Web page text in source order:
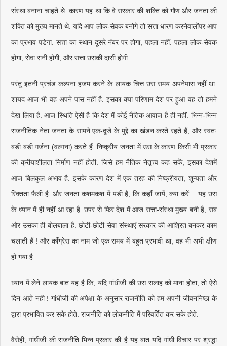
संस्था बनाना चाहते थे. कारण यह था कि वे सरकार की शक्ति को गौण और जनता की
शक्ति को मुख्य मानते थे. यदि आप लोक-सेवक बनोगे तो सत्ता धारण करनेवालोंपर आप
का प्रभाव पडेगा. सत्ता का स्थान दूसरे नंबर पर होगा, पहला नहीं. पहला लोक-सेवक
होगा, सेवा रानी होगी, और सत्ता उसकी दासी होगी.
परंतु इतनी प्रचंड कल्पना हजम करने के लायक चित्त उस समय अपनेपास नहीं था.
शायद आज भी वह अपने पास नहीं है. इसका क्या परिणाम देश पर हुआ वह तो हमने
देख लिया है. आज स्थिति ऐसी है कि देश में कोई नैतिक आवाज है ही नहीं. भिन्न-भिन्न
राजनीतिक नेता जनता के सामने एक-दूजे के मुद्दे का खंडन करते रहते हैं, और स्वतः
बडी बडी गर्जना (वल्गना) करते हैं. निष्क्रीय जनता में उस के कारण किसी भी प्रकार
की क्रीयाशीलता निर्माण नहीं होती. जिसे हम नैतिक नेतृत्त्व कह सकें, इसका देशमें
आज बिलकुल अभाव है. इसके कारण देश में एक तरह की निष्क्रीयता, शून्यता और
रिक्तता फैली है. और जनता कशमकश में पडी है, कि कहाँ जायें, क्या करें….यह उस
के ध्यान में ही नहीं आ रहा है. उपर से फिर देश में आज सत्ता-संस्था मुख्य बनी है, सब
ओर उसका ही बोलबाला है. छोटी-छोटी सेवा संस्थाएं सरकार की आश्रित बनकर काम
चलाती हैं ! और काँग्रेस का नाम जो एक समय में बहुत प्रभावी था, वह भी अभी क्षीण
हो गया है.
ध्यान में लेने लायक बात यह है कि, यदि गांधीजी की उस सलाह को माना होता, तो ऐसे
दिन आते नही ! गांधीजी की अपेक्षा के अनुसार राजनीति को हम अपनी जीवननिष्ठा के
द्वारा प्रभावित कर सके होते. राजनीति को लोकनीति में परिवर्तित कर सके होते.
वैसेही, गांधीजी की राजनीति भिन्न प्रकार की है यह बात यदि गांधी विचार पर श्रद्धा